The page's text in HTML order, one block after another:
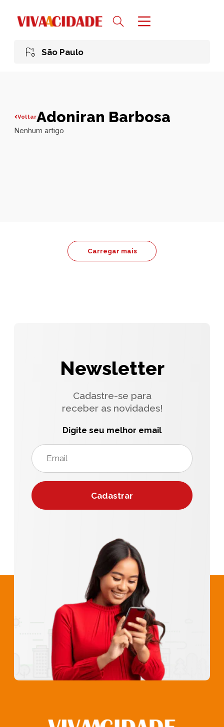
São Paulo
VoltarAdoniran Barbosa
Nenhum artigo
Carregar mais
Newsletter
Cadastre-se para
receber as novidades!
Digite seu melhor email